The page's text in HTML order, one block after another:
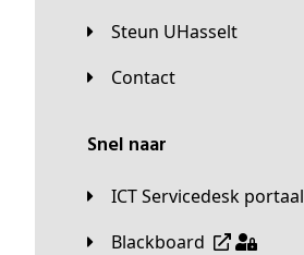
Steun UHasselt
Contact
Snel naar
ICT Servicedesk portaal
Blackboard